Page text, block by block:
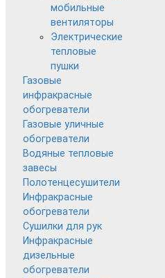
мобильные
вентиляторы
Электрические
тепловые
пушки
Газовые
инфракрасные
обогреватели
Газовые уличные
обогреватели
Водяные тепловые
завесы
Полотенцесушители
Инфракрасные
обогреватели
Сушилки для рук
Инфракрасные
дизельные
обогреватели